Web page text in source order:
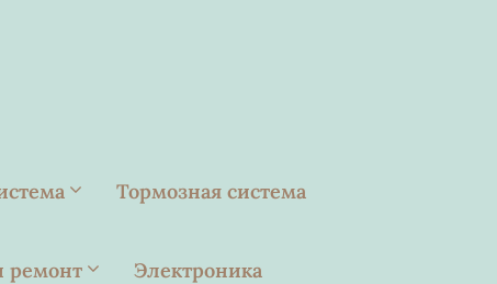
Тормозная система
ремонт Электроника